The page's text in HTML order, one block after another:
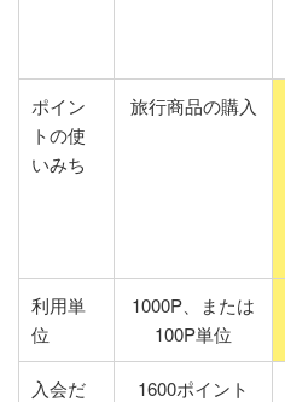
ポイン
トの使
いみち
旅行商品の購入
利用単
位
1000P、または
100P単位
入会だ
1600ポイント